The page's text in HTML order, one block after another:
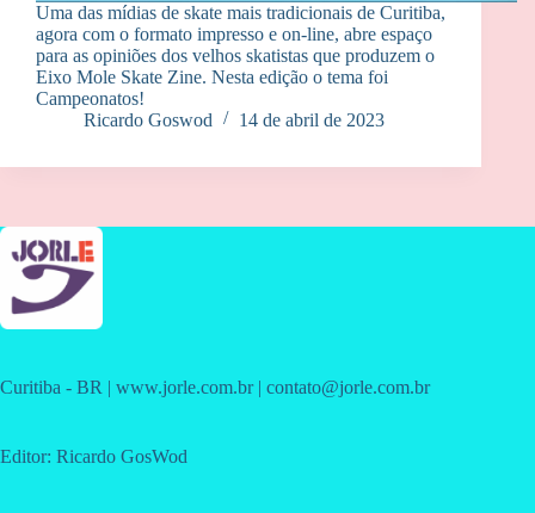
Uma das mídias de skate mais tradicionais de Curitiba,
agora com o formato impresso e on-line, abre espaço
para as opiniões dos velhos skatistas que produzem o
Eixo Mole Skate Zine. Nesta edição o tema foi
Campeonatos!
Ricardo Goswod
14 de abril de 2023
Curitiba - BR | www.jorle.com.br | contato@jorle.com.br
Editor: Ricardo GosWod